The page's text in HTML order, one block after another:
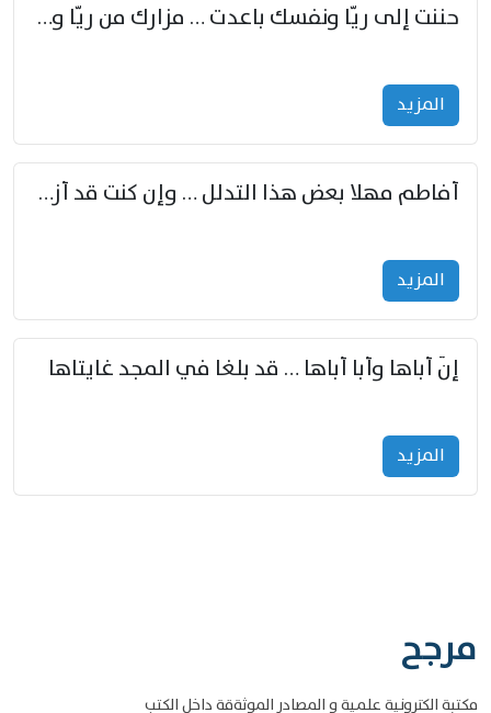
حننت إلى ريّا ونفسك باعدت … مزارك من ريّا وشعباكما معا
المزید
أفاطم مهلا بعض هذا التدلل … وإن كنت قد أزمعت صرمي فأجملي
المزید
إنّ أباها وأبا أباها … قد بلغا في المجد غايتاها
المزید
مرجح
مكتبة الكترونية علمية و المصادر الموثةقة داخل الكتب